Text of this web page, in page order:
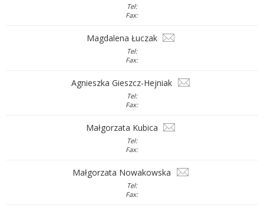
Tel:
Fax:
Magdalena Łuczak
Tel:
Fax:
Agnieszka Gieszcz-Hejniak
Tel:
Fax:
Małgorzata Kubica
Tel:
Fax:
Małgorzata Nowakowska
Tel:
Fax: